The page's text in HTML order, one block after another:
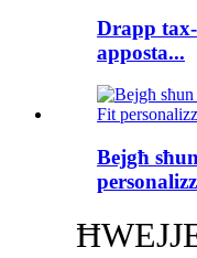
Drapp
apposta...
Bejgħ